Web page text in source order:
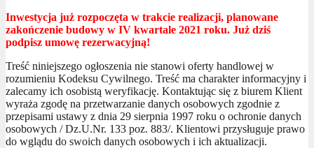
Inwestycja już rozpoczęta w trakcie realizacji, planowane
zakończenie budowy w IV kwartale 2021 roku. Już dziś
podpisz umowę rezerwacyjną!
Treść niniejszego ogłoszenia nie stanowi oferty handlowej w
rozumieniu Kodeksu Cywilnego. Treść ma charakter informacyjny i
zalecamy ich osobistą weryfikację. Kontaktując się z biurem Klient
wyraża zgodę na przetwarzanie danych osobowych zgodnie z
przepisami ustawy z dnia 29 sierpnia 1997 roku o ochronie danych
osobowych / Dz.U.Nr. 133 poz. 883/. Klientowi przysługuje prawo
do wglądu do swoich danych osobowych i ich aktualizacji.